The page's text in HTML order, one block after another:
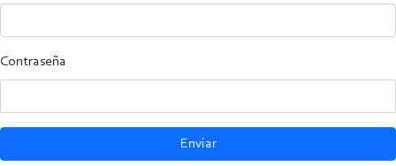
Contraseña
Enviar